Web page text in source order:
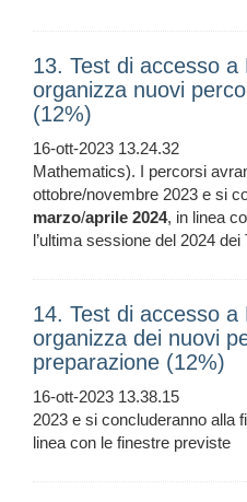
13. Test di accesso a
organizza nuovi
(12%)
16-ott-2023 13.24.32
Mathematics). I percorsi
ottobre/novembre 2023 e si
marzo/aprile 2024, in linea
l’ultima sessione del 2024
14. Test di accesso a
organizza dei nuovi
preparazione (12%)
16-ott-2023 13.38.15
2023 e si concluderanno alla
linea con le finestre previste